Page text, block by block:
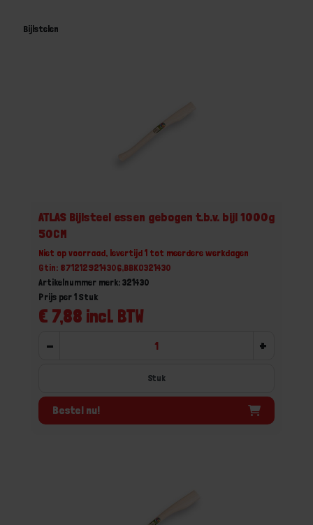
Bijlstelen
ATLAS Bijlsteel essen gebogen t.b.v. bijl 1000g
50CM
Niet op voorraad, levertijd 1 tot meerdere werkdagen
Gtin: 8712129214306,BBKO321430
Artikelnummer merk: 321430
€ 7,88 incl. BTW
Prijs per 1 Stuk
- +
Stuk
Bestel nu!